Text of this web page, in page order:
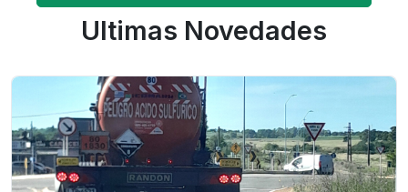
Ultimas Novedades